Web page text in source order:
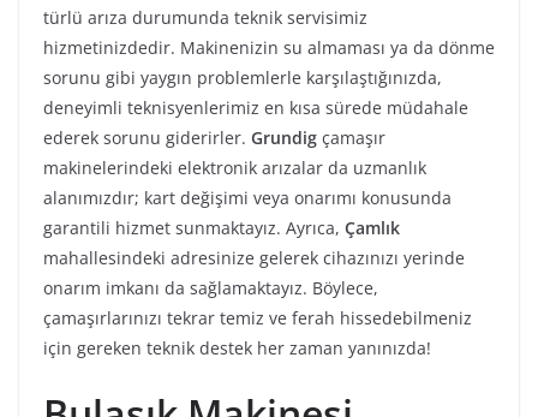
türlü arıza durumunda teknik servisimiz
hizmetinizdedir. Makinenizin su almaması ya da dönme
sorunu gibi yaygın problemlerle karşılaştığınızda,
deneyimli teknisyenlerimiz en kısa sürede müdahale
ederek sorunu giderirler. Grundig çamaşır
makinelerindeki elektronik arızalar da uzmanlık
alanımızdır; kart değişimi veya onarımı konusunda
garantili hizmet sunmaktayız. Ayrıca, Çamlık
mahallesindeki adresinize gelerek cihazınızı yerinde
onarım imkanı da sağlamaktayız. Böylece,
çamaşırlarınızı tekrar temiz ve ferah hissedebilmeniz
için gereken teknik destek her zaman yanınızda!